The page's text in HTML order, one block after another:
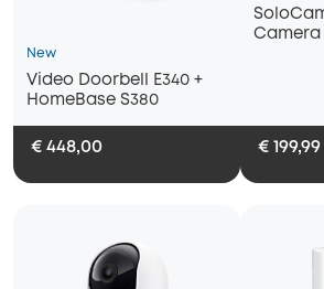
New
Video Doorbell E340 +
HomeBase S380
€ 448,00
Camera
€ 199,99